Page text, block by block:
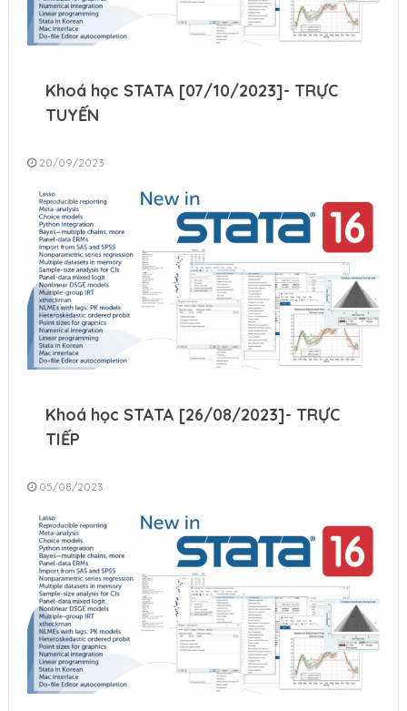
Khoá học STATA [07/10/2023]- TRỰC
TUYẾN
20/09/2023
Khoá học STATA [26/08/2023]- TRỰC
TIẾP
05/08/2023